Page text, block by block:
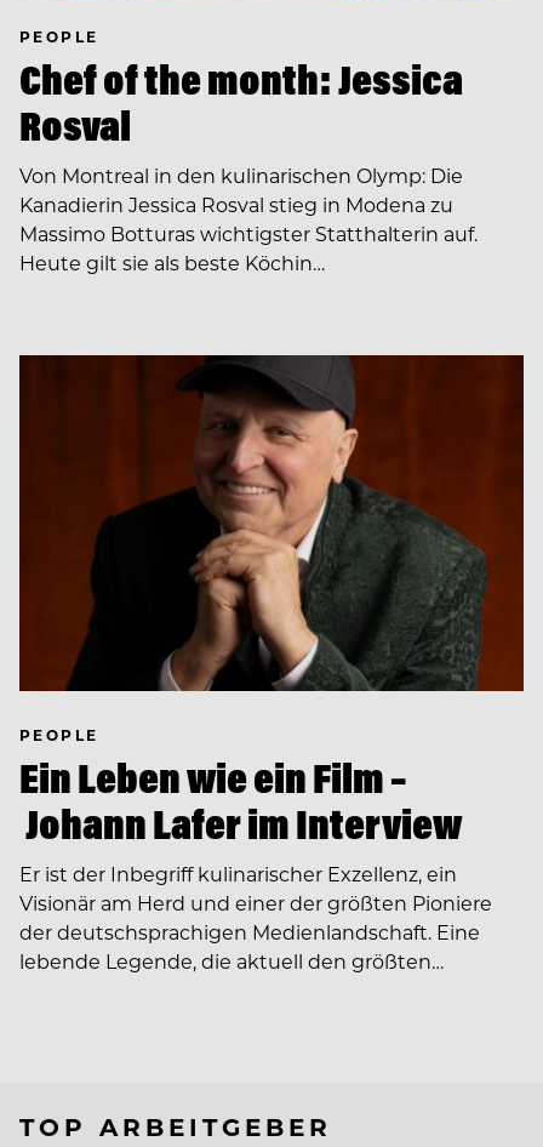
PEOPLE
Chef of the month: Jessica
Rosval
Von Montreal in den kulinarischen Olymp: Die
Kanadierin Jessica Rosval stieg in Modena zu
Massimo Botturas wichtigster Statthalterin auf.
Heute gilt sie als beste Köchin…
PEOPLE
Ein Leben wie ein Film –
Johann Lafer im Interview
Er ist der Inbegriff kulinarischer Exzellenz, ein
Visionär am Herd und einer der größten Pioniere
der deutschsprachigen Medienlandschaft. Eine
lebende Legende, die aktuell den größten…
TOP ARBEITGEBER